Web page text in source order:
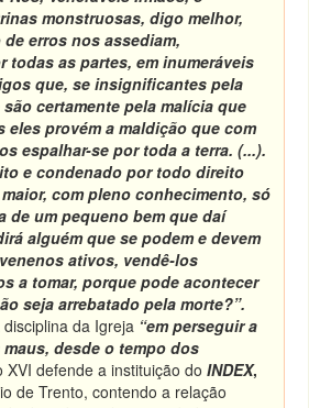
monstruosas, digo melhor,
erros nos assediam,
todas as partes, em inumeráveis
que, se insignificantes pela
certamente pela malícia que
eles provém a maldição que com
espalhar-se por toda a terra. (...).
e condenado por todo direito
com pleno conhecimento, só
de um pequeno bem que daí
alguém que se podem e devem
ativos, vendê-los
a tomar, porque pode acontecer
seja arrebatado pela morte?”.
da Igreja “em perseguir a
desde o tempo dos
XVI defende a instituição doINDEX,
de Trento, contendo a relação